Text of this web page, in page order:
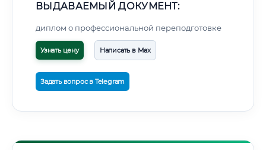
ВЫДАВАЕМЫЙ ДОКУМЕНТ:
диплом о профессиональной переподготовке
Узнать цену Написать в Max
Задать вопрос в Telegram